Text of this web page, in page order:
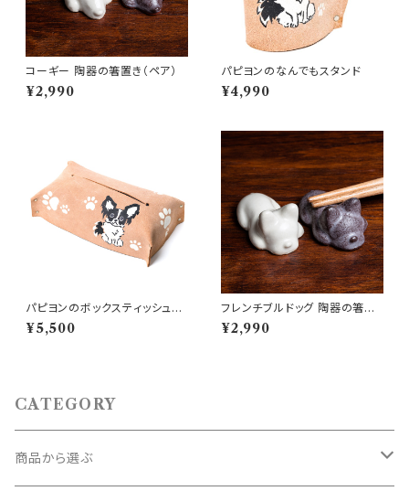
コーギー 陶器の箸置き（ペア）
¥2,990
パピヨンのなんでもスタンド
¥4,990
パピヨンのボックスティッシュカ
バー
¥5,500
フレンチブルドッグ 陶器の箸置
き（ペア）
¥2,990
CATEGORY
商品から選ぶ